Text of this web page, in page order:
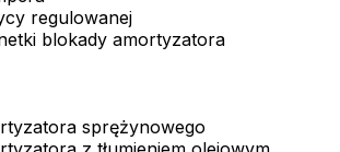
regulowanej
blokady amortyzatora
sprężynowego